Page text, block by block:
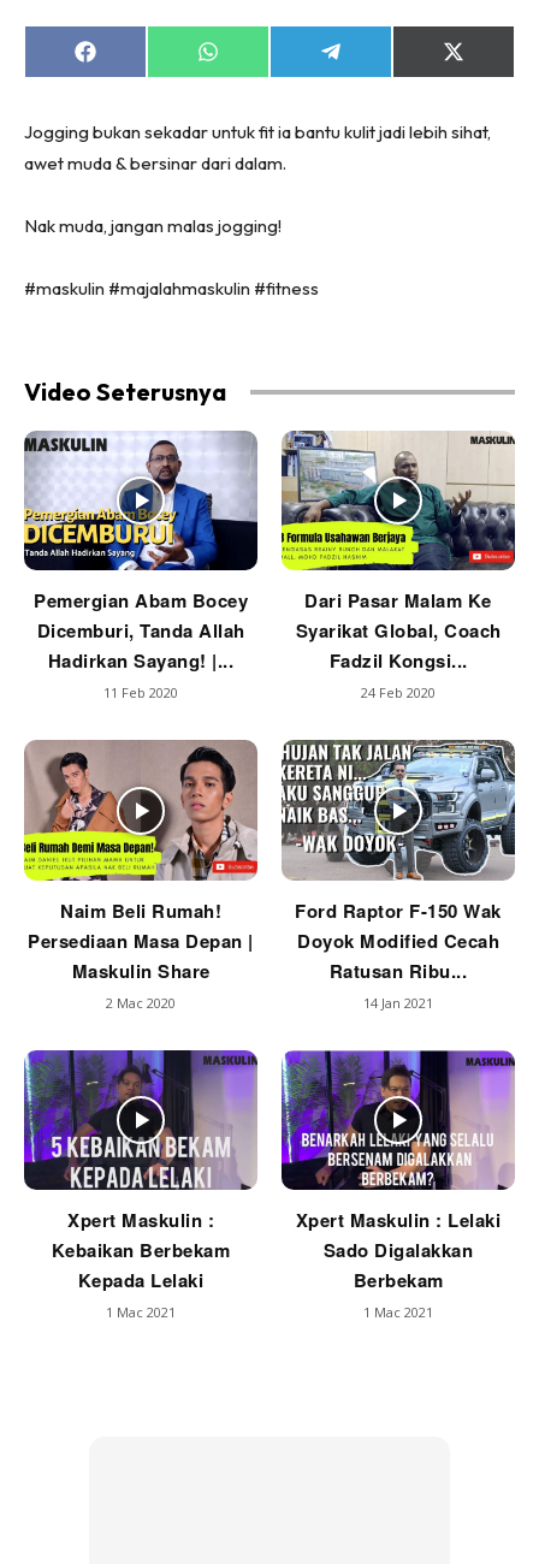
Share
on
Share
on
Share
on
Share
on
Jogging bukan sekadar untuk fit ia bantu kulit jadi lebih sihat,
awet muda & bersinar dari dalam.
Nak muda, jangan malas jogging!
#maskulin #majalahmaskulin #fitness
Video Seterusnya
Pemergian Abam Bocey
Dicemburi, Tanda Allah
Hadirkan Sayang! |...
11 Feb 2020
Dari Pasar Malam Ke
Syarikat Global, Coach
Fadzil Kongsi...
24 Feb 2020
Naim Beli Rumah!
Persediaan Masa Depan |
Maskulin Share
2 Mac 2020
Ford Raptor F-150 Wak
Doyok Modified Cecah
Ratusan Ribu...
14 Jan 2021
Xpert Maskulin :
Kebaikan Berbekam
Kepada Lelaki
1 Mac 2021
Xpert Maskulin : Lelaki
Sado Digalakkan
Berbekam
1 Mac 2021